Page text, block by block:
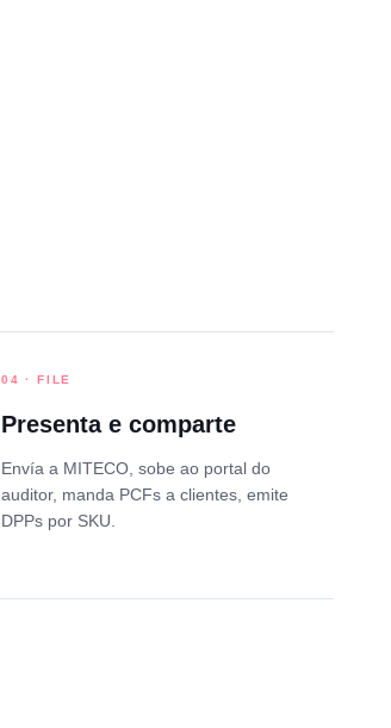
04 · FILE
Presenta e comparte
Envía a MITECO, sobe ao portal do
auditor, manda PCFs a clientes, emite
DPPs por SKU.